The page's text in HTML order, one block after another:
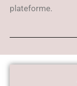
plateforme.